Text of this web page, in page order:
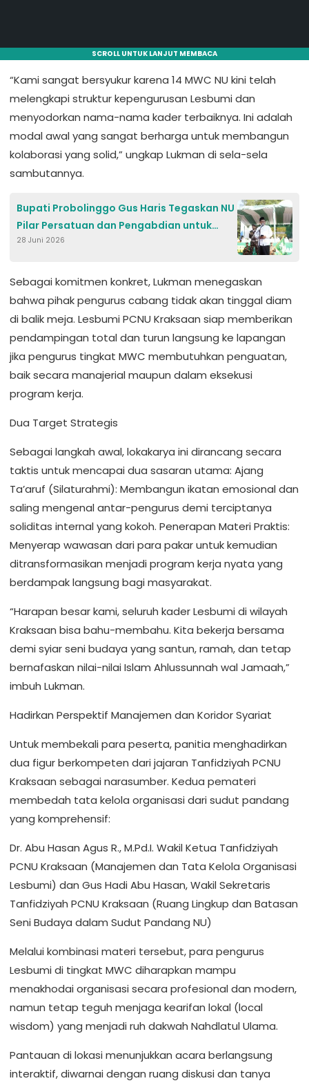
SCROLL UNTUK LANJUT MEMBACA
“Kami sangat bersyukur karena 14 MWC NU kini telah
melengkapi struktur kepengurusan Lesbumi dan
menyodorkan nama-nama kader terbaiknya. Ini adalah
modal awal yang sangat berharga untuk membangun
kolaborasi yang solid,” ungkap Lukman di sela-sela
sambutannya.
Bupati Probolinggo Gus Haris Tegaskan NU
Pilar Persatuan dan Pengabdian untuk
Umat
28 Juni 2026
Sebagai komitmen konkret, Lukman menegaskan
bahwa pihak pengurus cabang tidak akan tinggal diam
di balik meja. Lesbumi PCNU Kraksaan siap memberikan
pendampingan total dan turun langsung ke lapangan
jika pengurus tingkat MWC membutuhkan penguatan,
baik secara manajerial maupun dalam eksekusi
program kerja.
Dua Target Strategis
Sebagai langkah awal, lokakarya ini dirancang secara
taktis untuk mencapai dua sasaran utama: Ajang
Ta’aruf (Silaturahmi): Membangun ikatan emosional dan
saling mengenal antar-pengurus demi terciptanya
soliditas internal yang kokoh. Penerapan Materi Praktis:
Menyerap wawasan dari para pakar untuk kemudian
ditransformasikan menjadi program kerja nyata yang
berdampak langsung bagi masyarakat.
“Harapan besar kami, seluruh kader Lesbumi di wilayah
Kraksaan bisa bahu-membahu. Kita bekerja bersama
demi syiar seni budaya yang santun, ramah, dan tetap
bernafaskan nilai-nilai Islam Ahlussunnah wal Jamaah,”
imbuh Lukman.
Hadirkan Perspektif Manajemen dan Koridor Syariat
Untuk membekali para peserta, panitia menghadirkan
dua figur berkompeten dari jajaran Tanfidziyah PCNU
Kraksaan sebagai narasumber. Kedua pemateri
membedah tata kelola organisasi dari sudut pandang
yang komprehensif:
Dr. Abu Hasan Agus R., M.Pd.I. Wakil Ketua Tanfidziyah
PCNU Kraksaan (Manajemen dan Tata Kelola Organisasi
Lesbumi) dan Gus Hadi Abu Hasan, Wakil Sekretaris
Tanfidziyah PCNU Kraksaan (Ruang Lingkup dan Batasan
Seni Budaya dalam Sudut Pandang NU)
Melalui kombinasi materi tersebut, para pengurus
Lesbumi di tingkat MWC diharapkan mampu
menakhodai organisasi secara profesional dan modern,
namun tetap teguh menjaga kearifan lokal (local
wisdom) yang menjadi ruh dakwah Nahdlatul Ulama.
Pantauan di lokasi menunjukkan acara berlangsung
interaktif, diwarnai dengan ruang diskusi dan tanya